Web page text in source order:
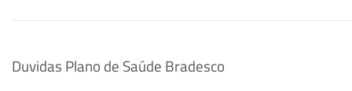
Duvidas Plano de Saúde Bradesco